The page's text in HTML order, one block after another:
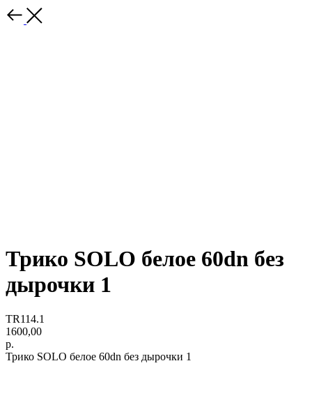
Трико SOLO белое 60dn без
дырочки 1
TR114.1
1600,00
р.
Трико SOLO белое 60dn без дырочки 1